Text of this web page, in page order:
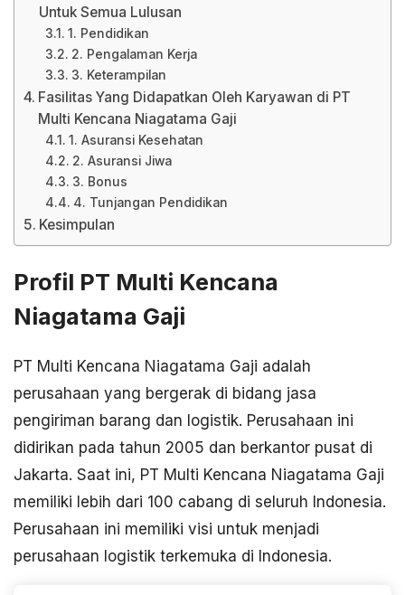
Untuk Semua Lulusan
1. Pendidikan
2. Pengalaman Kerja
3. Keterampilan
Fasilitas Yang Didapatkan Oleh Karyawan di PT
Multi Kencana Niagatama Gaji
1. Asuransi Kesehatan
2. Asuransi Jiwa
3. Bonus
4. Tunjangan Pendidikan
Kesimpulan
Profil PT Multi Kencana
Niagatama Gaji
PT Multi Kencana Niagatama Gaji adalah
perusahaan yang bergerak di bidang jasa
pengiriman barang dan logistik. Perusahaan ini
didirikan pada tahun 2005 dan berkantor pusat di
Jakarta. Saat ini, PT Multi Kencana Niagatama Gaji
memiliki lebih dari 100 cabang di seluruh Indonesia.
Perusahaan ini memiliki visi untuk menjadi
perusahaan logistik terkemuka di Indonesia.